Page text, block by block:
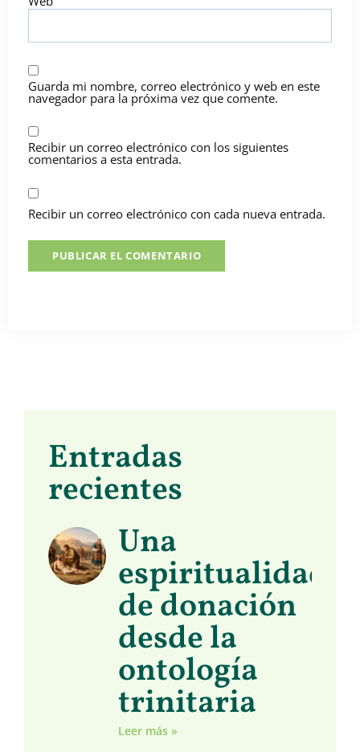
Guarda mi nombre, correo electrónico y web en este
navegador para la próxima vez que comente.
Recibir un correo electrónico con los siguientes
comentarios a esta entrada.
Recibir un correo electrónico con cada nueva entrada.
Entradas
recientes
Una
espiritualidad
de donación
desde la
ontología
trinitaria
Leer más »